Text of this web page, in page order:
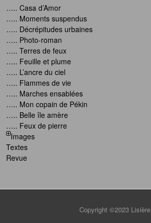
….. Casa d’Amor
….. Moments suspendus
….. Décrépitudes urbaines
….. Photo-roman
….. Terres de feux
….. Feuille et plume
….. L’ancre du ciel
….. Flammes de vie
….. Marches ensablées
….. Mon copain de Pékin
….. Belle île amère
….. Feux de pierre
Images
Textes
Revue
Copyright ©2023 Lisière